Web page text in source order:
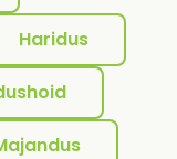
Haridus